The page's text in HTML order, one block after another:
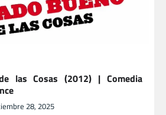
las Cosas (2012) | Comedia
28, 2025